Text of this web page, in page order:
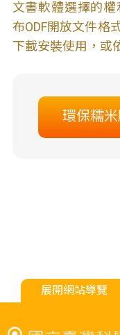
文書軟體選擇的
布ODF開放文件格
下載安裝使用，或
環保糯
展開網站導覽